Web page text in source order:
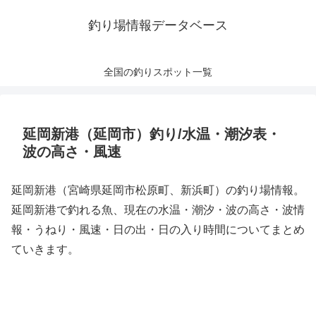
釣り場情報データベース
全国の釣りスポット一覧
延岡新港（延岡市）釣り/水温・潮汐表・
波の高さ・風速
延岡新港（宮崎県延岡市松原町、新浜町）の釣り場情報。
延岡新港で釣れる魚、現在の水温・潮汐・波の高さ・波情
報・うねり・風速・日の出・日の入り時間についてまとめ
ていきます。